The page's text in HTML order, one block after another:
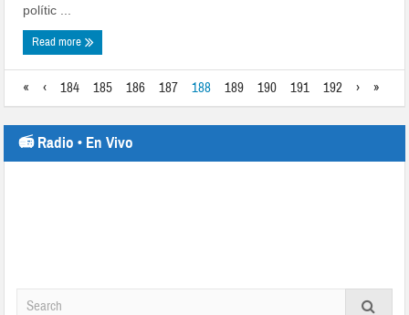
polític ...
Read more
« ‹ 184 185 186 187 188 189 190 191 192 › »
📻 Radio • En Vivo